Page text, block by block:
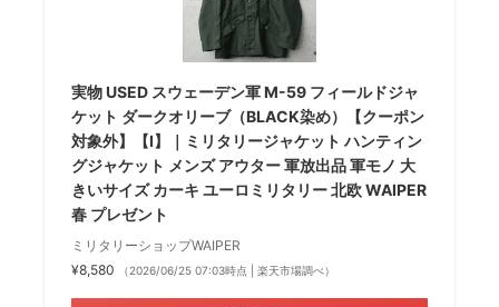
実物 USED スウェーデン軍 M-59 フィールドジャ
ケット ダークオリーブ（BLACK染め）【クーポン
対象外】【I】｜ミリタリージャケット ハンティン
グジャケット メンズ アウター 軍放出品 軍モノ 大
きいサイズ カーキ ユーロミリタリー 北欧 WAIPER
春 プレゼント
ミリタリーショップWAIPER
¥8,580
（2026/06/25 07:03時点 | 楽天市場調べ）